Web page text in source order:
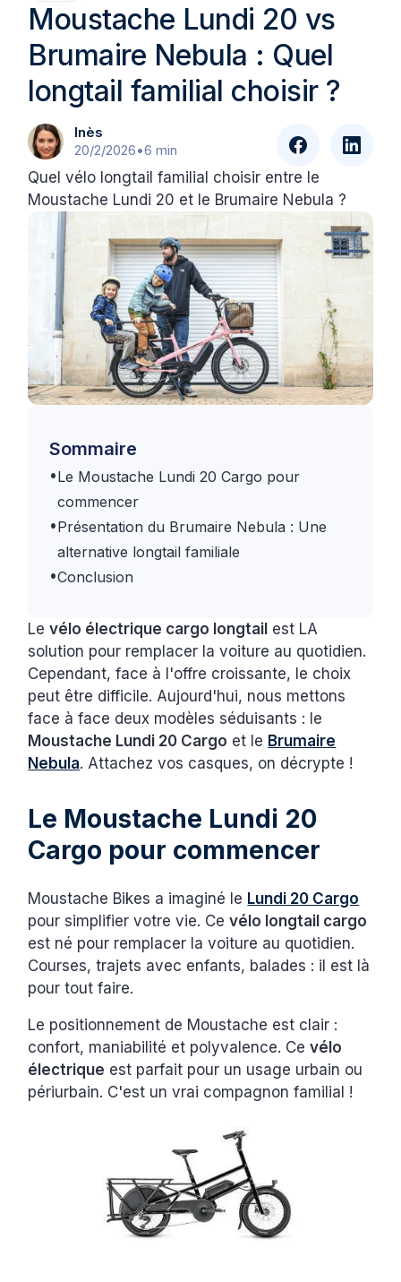
Moustache Lundi 20 vs
Brumaire Nebula : Quel
longtail familial choisir ?
Inès
20/2/2026•6 min
Quel vélo longtail familial choisir entre le
Moustache Lundi 20 et le Brumaire Nebula ?
Sommaire
•Le Moustache Lundi 20 Cargo pour
commencer
•Présentation du Brumaire Nebula : Une
alternative longtail familiale
•Conclusion
Levélo électrique cargo longtail est LA
solution pour remplacer la voiture au quotidien.
Cependant, face à l'offre croissante, le choix
peut être difficile. Aujourd'hui, nous mettons
face à face deux modèles séduisants : le
Moustache Lundi 20 Cargo et le Brumaire
Nebula. Attachez vos casques, on décrypte !
Le Moustache Lundi 20
Cargo pour commencer
Moustache Bikes a imaginé le Lundi 20 Cargo
pour simplifier votre vie. Cevélo longtail cargo
est né pour remplacer la voiture au quotidien.
Courses, trajets avec enfants, balades : il est là
pour tout faire.
Le positionnement de Moustache est clair :
confort, maniabilité et polyvalence. Cevélo
électrique est parfait pour un usage urbain ou
périurbain. C'est un vrai compagnon familial !